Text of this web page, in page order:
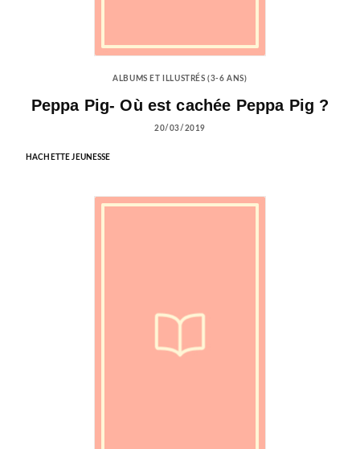
ALBUMS ET ILLUSTRÉS (3-6 ANS)
Peppa Pig- Où est cachée Peppa Pig ?
20/03/2019
HACHETTE JEUNESSE